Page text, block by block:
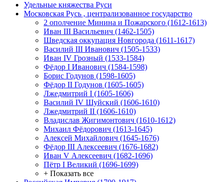
Удельные княжества Руси
Московская Русь , централизованное государство
2 ополчение Минина и Пожарского (1612-1613)
Иван III Васильевич (1462-1505)
Шведская оккупация Новгорода (1611-1617)
Василий III Иванович (1505-1533)
Иван IV Грозный (1533-1584)
Фёдор I Иванович (1584-1598)
Борис Годунов (1598-1605)
Фёдор II Годунов (1605-1605)
Лжедмитрий I (1605-1606)
Василий IV Шуйский (1606-1610)
Лжедмитрий II (1606-1610)
Владислав Жигимонтович (1610-1612)
Михаил Фёдорович (1613-1645)
Алексей Михайлович (1645-1676)
Фёдор III Алексеевич (1676-1682)
Иван V Алексеевич (1682-1696)
Пётр I Великий (1696-1699)
+ Показать все